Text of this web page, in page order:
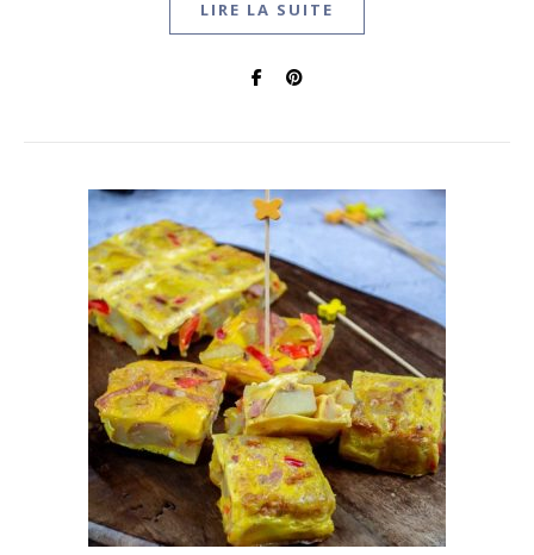
LIRE LA SUITE